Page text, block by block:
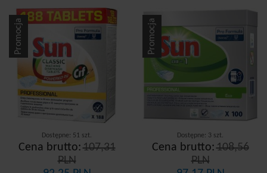
Dostępne: 51 szt.
Cena brutto: 107,31
PLN
Promocja
Dostępne: 3 szt.
Cena brutto: 108,56
PLN
Promocja